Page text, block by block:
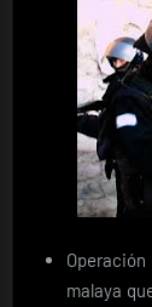
Operación
malaya